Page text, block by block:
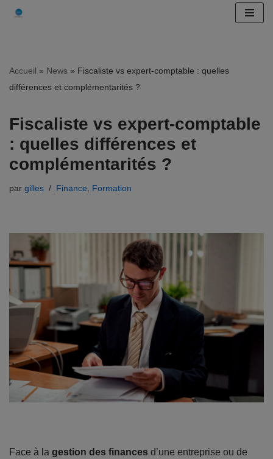
contenu
Accueil » News » Fiscaliste vs expert-comptable : quelles
différences et complémentarités ?
Fiscaliste vs expert-comptable
: quelles différences et
complémentarités ?
par gilles Finance Formation
Face à la gestion des finances d’une entreprise ou de